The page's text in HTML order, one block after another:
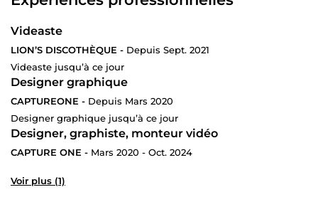
Videaste
LION’S DISCOTHÈQUE - Depuis Sept. 2021
Videaste jusqu’à ce jour
Designer graphique
CAPTUREONE - Depuis Mars 2020
Designer graphique jusqu’à ce jour
Designer, graphiste, monteur vidéo
CAPTURE ONE - Mars 2020 - Oct. 2024
Voir plus (1)